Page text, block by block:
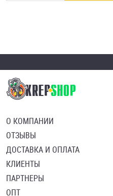
О КОМПАНИИ
ОТЗЫВЫ
ДОСТАВКА И ОПЛАТА
КЛИЕНТЫ
ПАРТНЕРЫ
ОПТ